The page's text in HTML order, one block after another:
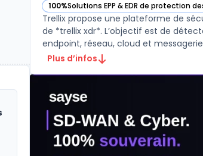
100%Solutions EPP & EDR de protection
— voir Trellix dans cette catégorie
Trellix propose une plateforme de
de *trellix xdr*. L’objectif est de
endpoint, réseau, cloud et
Plus d’infos